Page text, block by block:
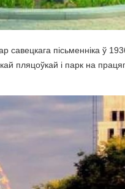
савецкага пісьменніка ў
пляцоўкай і парк на